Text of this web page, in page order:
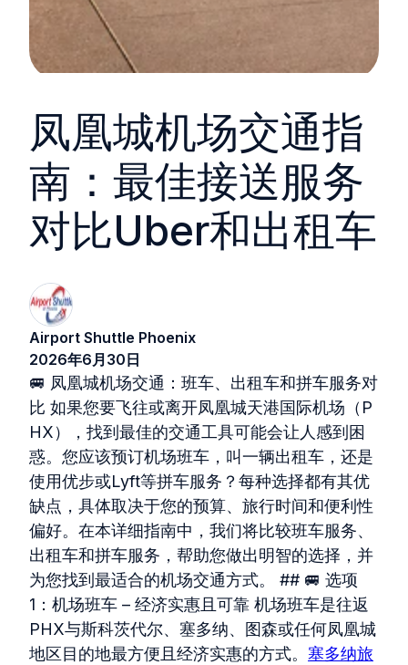
凤凰城机场交通指
南：最佳接送服务
对比Uber和出租车
Airport Shuttle Phoenix
2026年6月30日
🚐 凤凰城机场交通：班车、出租车和拼车服务对
比 如果您要飞往或离开凤凰城天港国际机场（P
HX），找到最佳的交通工具可能会让人感到困
惑。您应该预订机场班车，叫一辆出租车，还是
使用优步或Lyft等拼车服务？每种选择都有其优
缺点，具体取决于您的预算、旅行时间和便利性
偏好。在本详细指南中，我们将比较班车服务、
出租车和拼车服务，帮助您做出明智的选择，并
为您找到最适合的机场交通方式。 ## 🚐 选项
1：机场班车 – 经济实惠且可靠 机场班车是往返
PHX与斯科茨代尔、塞多纳、图森或任何凤凰城
地区目的地最方便且经济实惠的方式。 塞多纳旅